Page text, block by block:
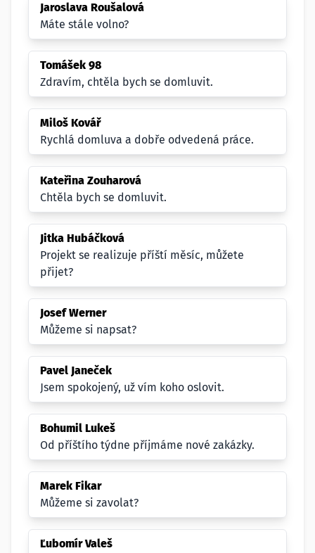
Jaroslava Roušalová
Máte stále volno?
Tomášek 98
Zdravím, chtěla bych se domluvit.
Miloš Kovář
Rychlá domluva a dobře odvedená práce.
Kateřina Zouharová
Chtěla bych se domluvit.
Jitka Hubáčková
Projekt se realizuje příští měsíc, můžete
přijet?
Josef Werner
Můžeme si napsat?
Pavel Janeček
Jsem spokojený, už vím koho oslovit.
Bohumil Lukeš
Od příštího týdne příjmáme nové zakázky.
Marek Fikar
Můžeme si zavolat?
Ľubomír Valeš